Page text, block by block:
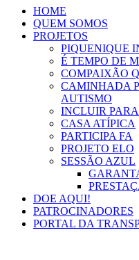
HOME
QUEM SOMOS
PROJETOS
PIQUENIQUE
É TEMPO DE
COMPAIXÃO
CAMINHADA
AUTISMO
INCLUIR
CASA ATÍPICA
PARTICIPA FA
PROJETO ELO
SESSÃO AZUL
DOE AQUI!
PATROCINADORES
PORTAL DA